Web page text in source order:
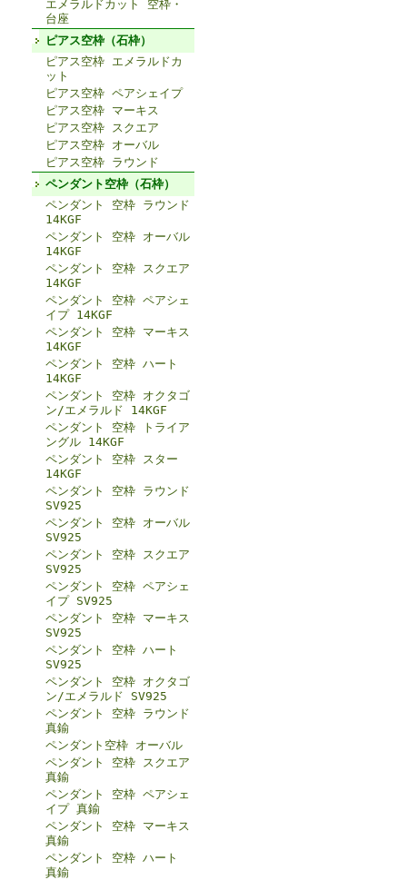
エメラルドカット 空枠・
台座
ピアス空枠（石枠）
ピアス空枠 エメラルドカ
ット
ピアス空枠 ペアシェイプ
ピアス空枠 マーキス
ピアス空枠 スクエア
ピアス空枠 オーバル
ピアス空枠 ラウンド
ペンダント空枠（石枠）
ペンダント 空枠 ラウンド
14KGF
ペンダント 空枠 オーバル
14KGF
ペンダント 空枠 スクエア
14KGF
ペンダント 空枠 ペアシェ
イプ 14KGF
ペンダント 空枠 マーキス
14KGF
ペンダント 空枠 ハート
14KGF
ペンダント 空枠 オクタゴ
ン/エメラルド 14KGF
ペンダント 空枠 トライア
ングル 14KGF
ペンダント 空枠 スター
14KGF
ペンダント 空枠 ラウンド
SV925
ペンダント 空枠 オーバル
SV925
ペンダント 空枠 スクエア
SV925
ペンダント 空枠 ペアシェ
イプ SV925
ペンダント 空枠 マーキス
SV925
ペンダント 空枠 ハート
SV925
ペンダント 空枠 オクタゴ
ン/エメラルド SV925
ペンダント 空枠 ラウンド
真鍮
ペンダント空枠 オーバル
ペンダント 空枠 スクエア
真鍮
ペンダント 空枠 ペアシェ
イプ 真鍮
ペンダント 空枠 マーキス
真鍮
ペンダント 空枠 ハート
真鍮